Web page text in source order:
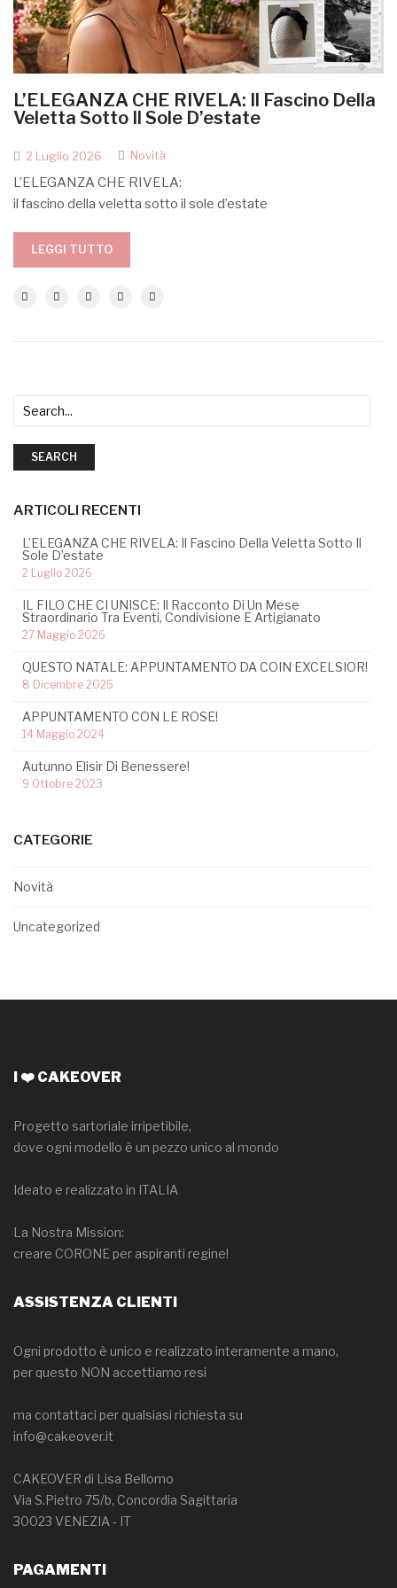
L’ELEGANZA CHE RIVELA: Il Fascino Della
Veletta Sotto Il Sole D’estate
2 Luglio 2026 Novità
L’ELEGANZA CHE RIVELA:
il fascino della veletta sotto il sole d’estate
LEGGI TUTTO
SEARCH
ARTICOLI RECENTI
L’ELEGANZA CHE RIVELA: Il Fascino Della Veletta Sotto Il
Sole D’estate
2 Luglio 2026
IL FILO CHE CI UNISCE: Il Racconto Di Un Mese
Straordinario Tra Eventi, Condivisione E Artigianato
27 Maggio 2026
QUESTO NATALE: APPUNTAMENTO DA COIN EXCELSIOR!
8 Dicembre 2025
APPUNTAMENTO CON LE ROSE!
14 Maggio 2024
Autunno Elisir Di Benessere!
9 Ottobre 2023
CATEGORIE
Novità
Uncategorized
I ❤️ CAKEOVER
Progetto sartoriale irripetibile,
dove ogni modello è un pezzo unico al mondo
Ideato e realizzato in ITALIA
La Nostra Mission:
creare CORONE per aspiranti regine!
ASSISTENZA CLIENTI
Ogni prodotto è unico e realizzato interamente a mano,
per questo NON accettiamo resi
ma contattaci per qualsiasi richiesta su
info@cakeover.it
CAKEOVER di Lisa Bellomo
Via S.Pietro 75/b, Concordia Sagittaria
30023 VENEZIA - IT
PAGAMENTI